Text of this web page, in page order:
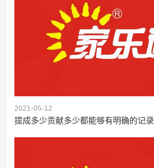
2021-05-12
提成多少贡献多少都能够有明确的记录